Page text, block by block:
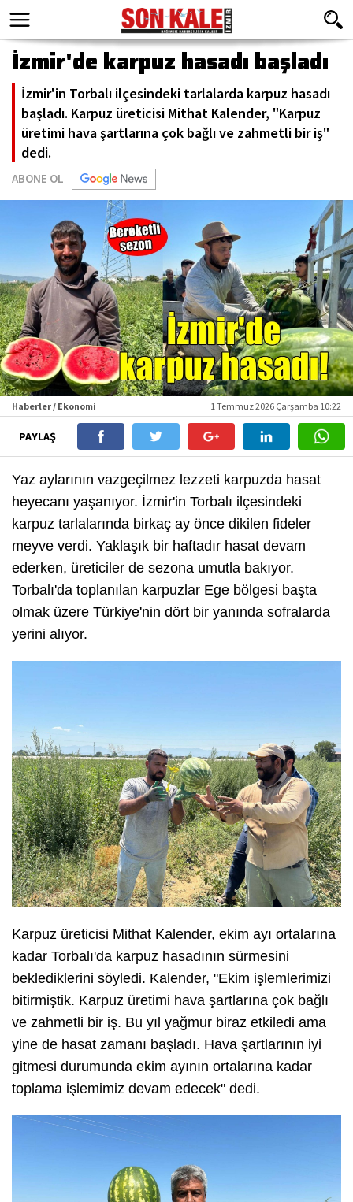
İzmir'de karpuz hasadı başladı
İzmir'in Torbalı ilçesindeki tarlalarda karpuz hasadı
başladı. Karpuz üreticisi Mithat Kalender, "Karpuz
üretimi hava şartlarına çok bağlı ve zahmetli bir iş"
dedi.
ABONE OL
Haberler / Ekonomi 1 Temmuz 2026 Çarşamba 10:22
PAYLAŞ
Yaz aylarının vazgeçilmez lezzeti karpuzda hasat
heyecanı yaşanıyor. İzmir'in Torbalı ilçesindeki
karpuz tarlalarında birkaç ay önce dikilen fideler
meyve verdi. Yaklaşık bir haftadır hasat devam
ederken, üreticiler de sezona umutla bakıyor.
Torbalı'da toplanılan karpuzlar Ege bölgesi başta
olmak üzere Türkiye'nin dört bir yanında sofralarda
yerini alıyor.
Karpuz üreticisi Mithat Kalender, ekim ayı ortalarına
kadar Torbalı'da karpuz hasadının sürmesini
beklediklerini söyledi. Kalender, "Ekim işlemlerimizi
bitirmiştik. Karpuz üretimi hava şartlarına çok bağlı
ve zahmetli bir iş. Bu yıl yağmur biraz etkiledi ama
yine de hasat zamanı başladı. Hava şartlarının iyi
gitmesi durumunda ekim ayının ortalarına kadar
toplama işlemimiz devam edecek" dedi.